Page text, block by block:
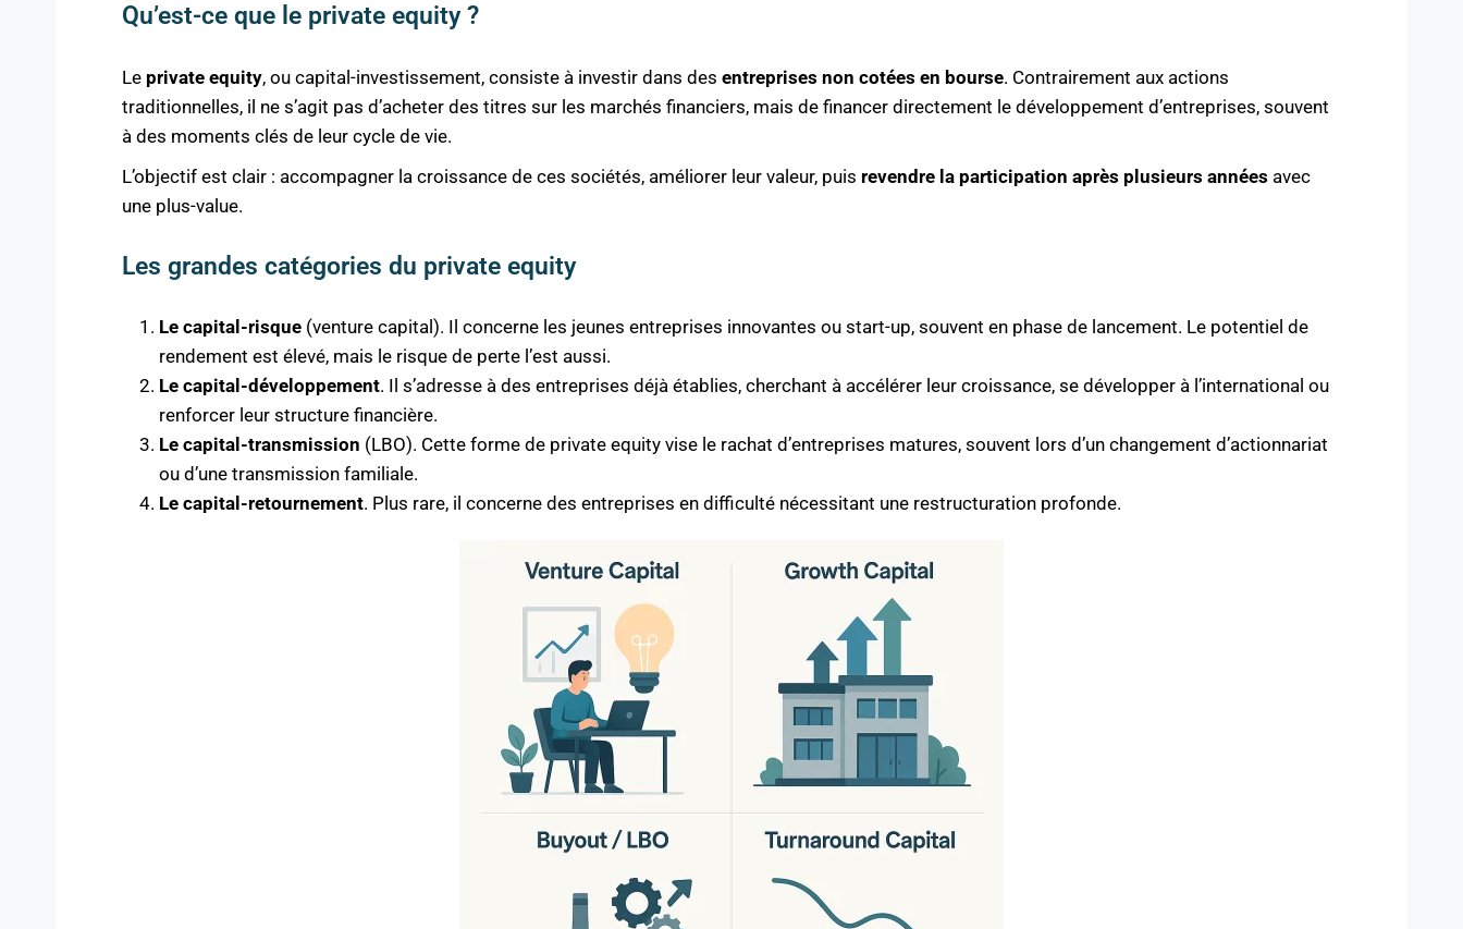
Qu’est-ce que le private equity ?
Le private equity, ou capital-investissement, consiste à investir dans des entreprises non cotées en bourse. Contrairement aux actions
traditionnelles, il ne s’agit pas d’acheter des titres sur les marchés financiers, mais de financer directement le développement d’entreprises, souvent
à des moments clés de leur cycle de vie.
L’objectif est clair : accompagner la croissance de ces sociétés, améliorer leur valeur, puis revendre la participation après plusieurs années avec
une plus-value.
Les grandes catégories du private equity
Le capital-risque (venture capital). Il concerne les jeunes entreprises innovantes ou start-up, souvent en phase de lancement. Le potentiel de
rendement est élevé, mais le risque de perte l’est aussi.
Le capital-développement. Il s’adresse à des entreprises déjà établies, cherchant à accélérer leur croissance, se développer à l’international ou
renforcer leur structure financière.
Le capital-transmission (LBO). Cette forme de private equity vise le rachat d’entreprises matures, souvent lors d’un changement d’actionnariat
ou d’une transmission familiale.
Le capital-retournement. Plus rare, il concerne des entreprises en difficulté nécessitant une restructuration profonde.